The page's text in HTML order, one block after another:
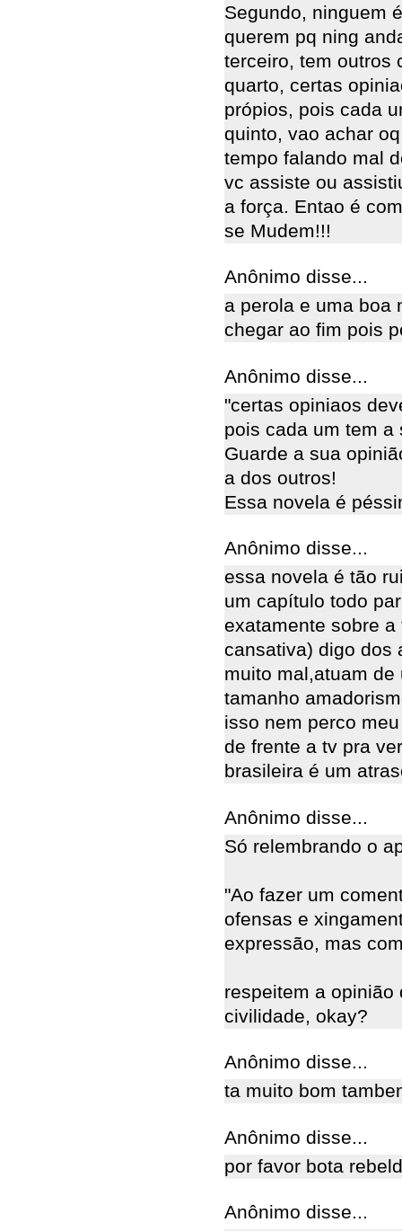
Segundo, ninguem
querem pq ning
terceiro, tem outros
quarto, certas
própios, pois cada
quinto, vao achar
tempo falando mal
vc assiste ou
a força. Entao é
se Mudem!!!
Anônimo disse...
a perola e uma boa
chegar ao fim pois
Anônimo disse...
"certas opiniaos
pois cada um tem a
Guarde a sua
a dos outros!
Essa novela é
Anônimo disse...
essa novela é tão
um capítulo todo
exatamente sobre
cansativa) digo dos
muito mal,atuam
tamanho
isso nem perco
de frente a tv pra
brasileira é um
Anônimo disse...
Só relembrando o
"Ao fazer um
ofensas e
expressão, mas
respeitem a opinião
civilidade, okay?
Anônimo disse...
ta muito bom
Anônimo disse...
por favor bota
Anônimo disse...